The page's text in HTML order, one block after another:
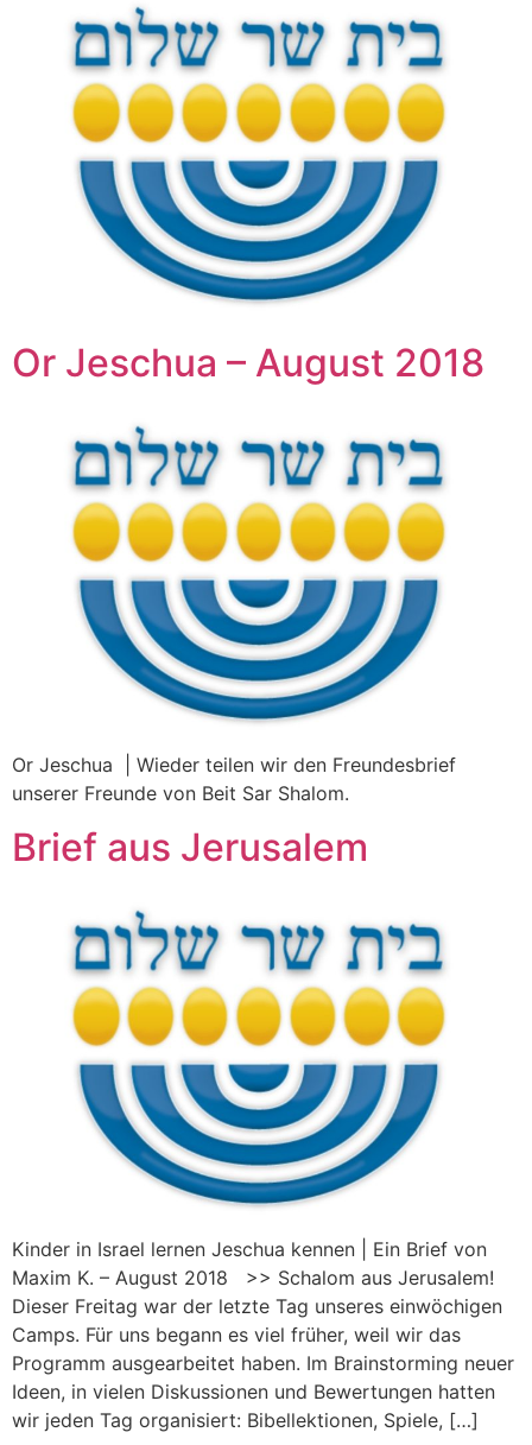
Or Jeschua – August 2018
Or Jeschua | Wieder teilen wir den Freundesbrief
unserer Freunde von Beit Sar Shalom.
Brief aus Jerusalem
Kinder in Israel lernen Jeschua kennen | Ein Brief von
Maxim K. – August 2018 >> Schalom aus Jerusalem!
Dieser Freitag war der letzte Tag unseres einwöchigen
Camps. Für uns begann es viel früher, weil wir das
Programm ausgearbeitet haben. Im Brainstorming neuer
Ideen, in vielen Diskussionen und Bewertungen hatten
wir jeden Tag organisiert: Bibellektionen, Spiele, […]